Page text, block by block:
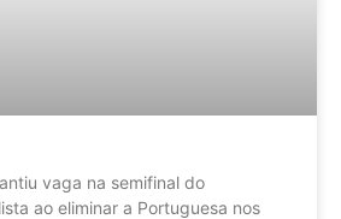
vaga na semifinal do
ao eliminar a Portuguesa nos